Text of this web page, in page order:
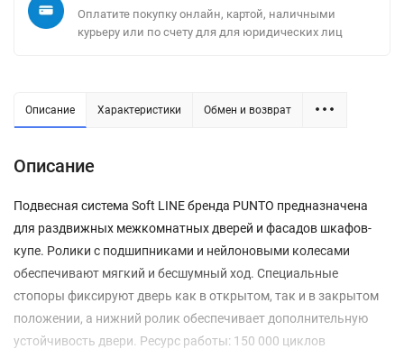
Оплатите покупку онлайн, картой, наличными
курьеру или по счету для для юридических лиц
Описание Характеристики Обмен и возврат
Описание
Подвесная система Soft LINE бренда PUNTO предназначена
для раздвижных межкомнатных дверей и фасадов шкафов-
купе. Ролики с подшипниками и нейлоновыми колесами
обеспечивают мягкий и бесшумный ход. Специальные
стопоры фиксируют дверь как в открытом, так и в закрытом
положении, а нижний ролик обеспечивает дополнительную
устойчивость двери. Ресурс работы: 150 000 циклов